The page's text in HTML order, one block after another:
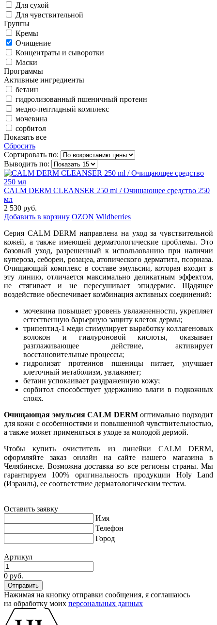
Для сухой
Для чувствительной
Группы
Кремы
Очищение
Концентраты и сыворотки
Маски
Программы
Активные ингредиенты
бетаин
гидролизованный пшеничный протеин
медно-пептидный комплекс
мочевина
сорбитол
Показать все
Сбросить
Сортировать по:
Выводить по:
CALM DERM CLEANSER 250 ml / Очищающее средство 250
мл
2 530 руб.
Добавить в корзину OZON Wildberries
Серия CALM DERM направлена на уход за чувствительной
кожей, а также имеющей дерматологические проблемы. Это
базовый уход, разрешенный к использованию при наличии
купероза, себореи, розацеа, атопического дерматита, псориаза.
Очищающий комплекс в составе эмульсии, которая входит в
эту линию, отличается максимально деликатным эффектом,
не стягивает и не пересушивает эпидермис. Щадящее
воздействие обеспечивает комбинация активных соединений:
мочевина повышает уровень увлажненности, укрепляет
естественную барьерную защиту клеток дермы;
трипептид-1 меди стимулирует выработку коллагеновых
волокон и гиалуроновой кислоты, оказывает
разглаживающее действие, активирует
восстановительные процессы;
гидролизат протеинов пшеницы питает, улучшает
клеточный метаболизм, увлажняет;
бетаин успокаивает раздраженную кожу;
сорбитол способствует удержанию влаги в подкожных
слоях.
Очищающая эмульсия CALM DERMоптимально подходит
для кожи с особенностями и повышенной чувствительностью,
а также может применяться в уходе за молодой дермой.
Чтобы купить очиститель из линейки CALM DERM,
оформляйте заказ онлайн на сайте нашего магазина в
Челябинске. Возможна доставка во все регионы страны. Мы
гарантируем 100% оригинальность продукции Holy Land
(Израиль), ее соответствие дерматологическим тестам.
Оставить заявку
Имя
Телефон
Город
Артикул
0 руб.
Нажимая на кнопку отправки сообщения, я соглашаюсь
на обработку моих персональных данных